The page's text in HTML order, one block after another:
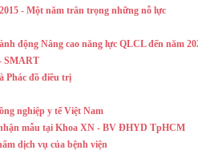
- Một năm trân trọng những nỗ lực
động Nâng cao năng lực QLCL đến năm
SMART
Phác đồ điều trị
nghiệp y tế Việt Nam
mẫu tại Khoa XN - BV ĐHYD TpHCM
dịch vụ của bệnh viện